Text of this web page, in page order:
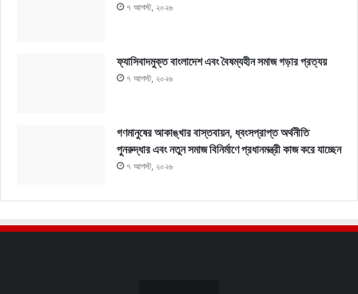
৭ আগস্ট, ২০২৬
ফ্যাসিবাদমুক্ত বাংলাদেশ এবং বৈষম্যহীন সমাজ গড়ার প্রত্যয়
৭ আগস্ট, ২০২৬
গণমানুষের আকাঙ্খার বাস্তবায়ন, ধ্বংসপ্রাপ্ত অর্থনীতি
পুনরুদ্ধার এবং নতুন সমাজ বিনির্মাণে প্রধানমন্ত্রী কাজ করে যাচ্ছেন
৭ আগস্ট, ২০২৬